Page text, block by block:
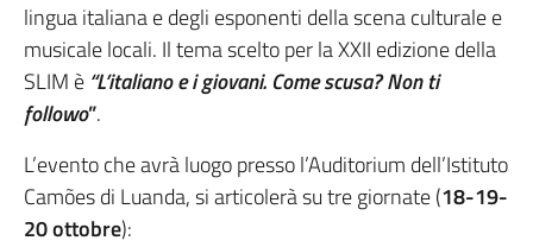
lingua italiana e degli esponenti della scena culturale e
musicale locali. Il tema scelto per la XXII edizione della
SLIM è “L’italianoe i giovani. Come scusa? Non ti
followo”.
L’evento che avrà luogo presso l’Auditorium dell’Istituto
Camões di Luanda, si articolerà su tre giornate (18-19-
20 ottobre):